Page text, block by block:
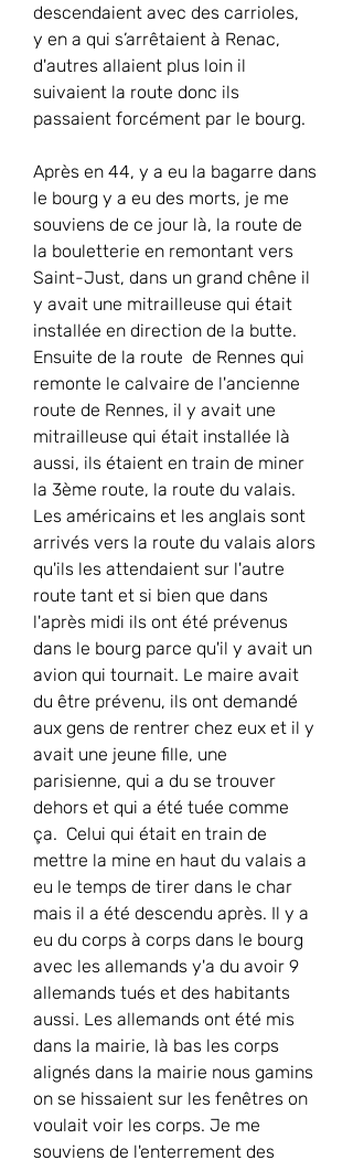
descendaient avec des carrioles,
y en a qui s’arrêtaient à Renac,
d'autres allaient plus loin il
suivaient la route donc ils
passaient forcément par le bourg.
Après en 44, y a eu la bagarre dans
le bourg y a eu des morts, je me
souviens de ce jour là, la route de
la bouletterie en remontant vers
Saint-Just, dans un grand chêne il
y avait une mitrailleuse qui était
installée en direction de la butte.
Ensuite de la route  de Rennes qui
remonte le calvaire de l'ancienne
route de Rennes, il y avait une
mitrailleuse qui était installée là
aussi, ils étaient en train de miner
la 3ème route, la route du valais.
Les américains et les anglais sont
arrivés vers la route du valais alors
qu'ils les attendaient sur l'autre
route tant et si bien que dans
l'après midi ils ont été prévenus
dans le bourg parce qu'il y avait un
avion qui tournait. Le maire avait
du être prévenu, ils ont demandé
aux gens de rentrer chez eux et il y
avait une jeune fille, une
parisienne, qui a du se trouver
dehors et qui a été tuée comme
ça.  Celui qui était en train de
mettre la mine en haut du valais a
eu le temps de tirer dans le char
mais il a été descendu après. Il y a
eu du corps à corps dans le bourg
avec les allemands y'a du avoir 9
allemands tués et des habitants
aussi. Les allemands ont été mis
dans la mairie, là bas les corps
alignés dans la mairie nous gamins
on se hissaient sur les fenêtres on
voulait voir les corps. Je me
souviens de l'enterrement des